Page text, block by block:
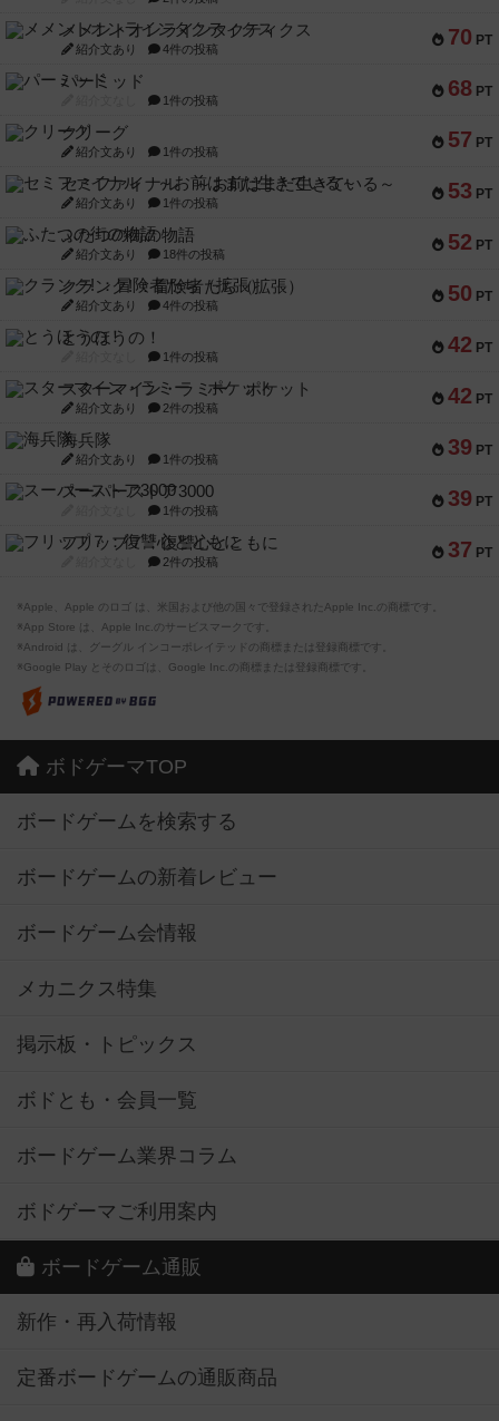
70 PT
メメントオンラインタクティクス
紹介文あり 4件の投稿
68 PT
パーミッド
1件の投稿
57 PT
クリーグ
紹介文あり 1件の投稿
53 PT
セミファイナル ～お前はまだ生きている～
紹介文あり 1件の投稿
52 PT
ふたつの街の物語
紹介文あり 18件の投稿
50 PT
クランク! ：冒険者たち（拡張）
紹介文あり 4件の投稿
42 PT
とうほうの！
1件の投稿
42 PT
スターマイン・ラミー ポケット
紹介文あり 2件の投稿
39 PT
海兵隊
紹介文あり 1件の投稿
39 PT
スーパーストア3000
1件の投稿
37 PT
フリップ７：復讐心とともに
2件の投稿
※Apple、Apple のロゴ は、米国および他の国々で登録されたApple Inc.の商標です。
※App Store は、Apple Inc.のサービスマークです。
※Android は、グーグル インコーポレイテッドの商標または登録商標です。
※Google Play とそのロゴは、Google Inc.の商標または登録商標です。
ボドゲーマTOP
ボードゲームを検索する
ボードゲームの新着レビュー
ボードゲーム会情報
メカニクス特集
掲示板・トピックス
ボドとも・会員一覧
ボードゲーム業界コラム
ボドゲーマご利用案内
ボードゲーム通販
新作・再入荷情報
定番ボードゲームの通販商品